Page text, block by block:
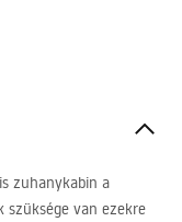
zuhanykabin a
szüksége van ezekre